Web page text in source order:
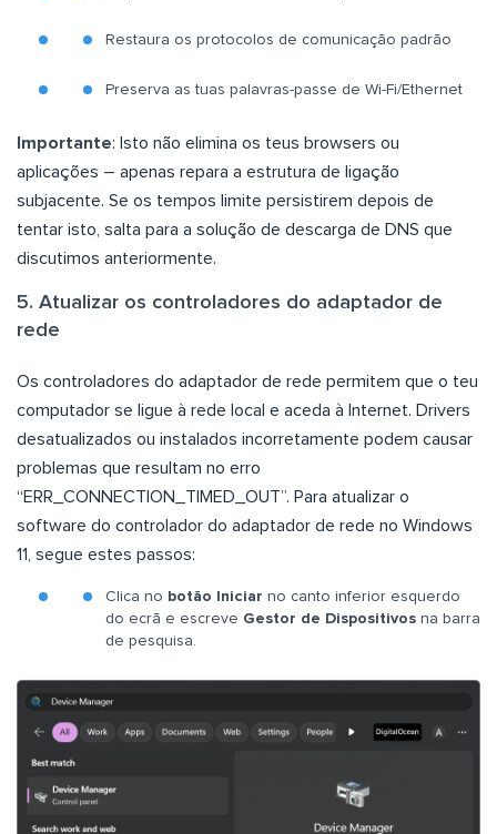
Restaura os protocolos de comunicação padrão
Preserva as tuas palavras-passe de Wi-Fi/Ethernet
Importante: Isto não elimina os teus browsers ou
aplicações – apenas repara a estrutura de ligação
subjacente. Se os tempos limite persistirem depois de
tentar isto, salta para a solução de descarga de DNS que
discutimos anteriormente.
5. Atualizar os controladores do adaptador de
rede
Os controladores do adaptador de rede permitem que o teu
computador se ligue à rede local e aceda à Internet. Drivers
desatualizados ou instalados incorretamente podem causar
problemas que resultam no erro
“ERR_CONNECTION_TIMED_OUT”. Para atualizar o
software do controlador do adaptador de rede no Windows
11, segue estes passos:
Clica no botão Iniciar no canto inferior esquerdo
do ecrã e escreve Gestor de Dispositivos na barra
de pesquisa.